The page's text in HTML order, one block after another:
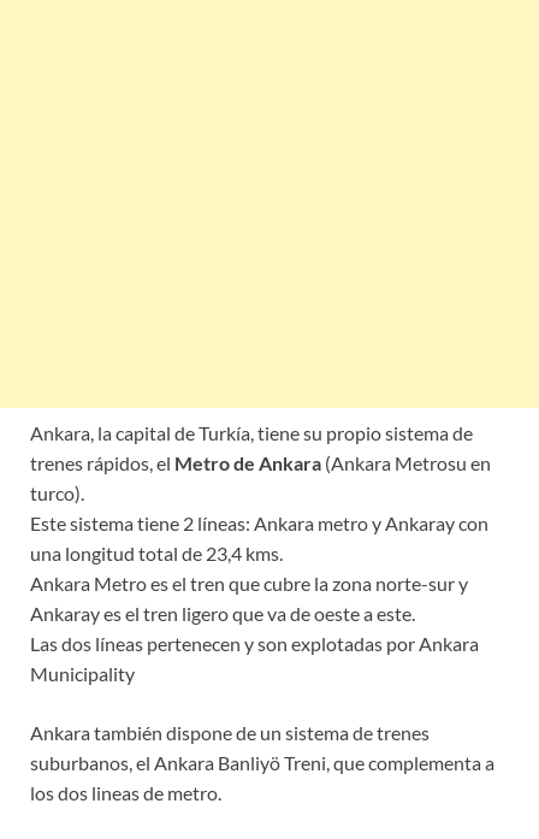
Ankara, la capital de Turkía, tiene su propio sistema de
trenes rápidos, el Metro de Ankara (Ankara Metrosu en
turco).
Este sistema tiene 2 líneas: Ankara metro y Ankaray con
una longitud total de 23,4 kms.
Ankara Metro es el tren que cubre la zona norte-sur y
Ankaray es el tren ligero que va de oeste a este.
Las dos líneas pertenecen y son explotadas por Ankara
Municipality
Ankara también dispone de un sistema de trenes
suburbanos, el Ankara Banliyö Treni, que complementa a
los dos lineas de metro.